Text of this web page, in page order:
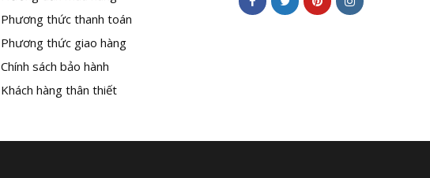
Phương thức thanh toán
Phương thức giao hàng
Chính sách bảo hành
Khách hàng thân thiết